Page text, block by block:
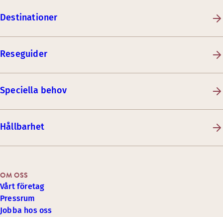
Destinationer
Reseguider
Speciella behov
Hållbarhet
OM OSS
Vårt företag
Pressrum
Jobba hos oss